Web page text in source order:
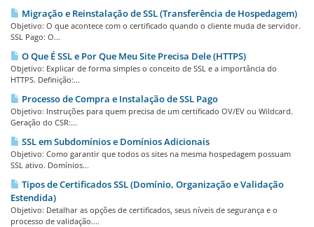
Migração e Reinstalação de SSL (Transferência de Hospedagem)
Objetivo: O que acontece com o certificado quando o cliente muda de servidor.
SSL Pago: O...
O Que É SSL e Por Que Meu Site Precisa Dele (HTTPS)
Objetivo: Explicar de forma simples o conceito de SSL e a importância do
HTTPS. Definição:...
Processo de Compra e Instalação de SSL Pago
Objetivo: Instruções para quem precisa de um certificado OV/EV ou Wildcard.
Geração do CSR:...
SSL em Subdomínios e Domínios Adicionais
Objetivo: Como garantir que todos os sites na mesma hospedagem possuam
SSL ativo. Domínios...
Tipos de Certificados SSL (Domínio, Organização e Validação
Estendida)
Objetivo: Detalhar as opções de certificados, seus níveis de segurança e o
processo de validação....